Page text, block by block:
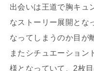
出会いは王道で胸キュ
なストーリー展開とな
なってしまうのか目が
またシチュエーション
様となっていて、2枚